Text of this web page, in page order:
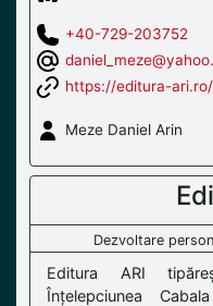
+40-729-203752
https://editura-ari.ro/
Meze Daniel Arin
Dezvoltare
Editura ARI
Înțelepciunea